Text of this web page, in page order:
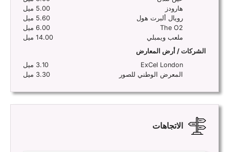
هارودز
5.00 ميل
رويال ألبرت هول
5.60 ميل
The O2
6.00 ميل
ملعب ويمبلي
14.00 ميل
الشركات / أرض المعارض
ExCel London
3.10 ميل
المعرض الوطني للصور
3.30 ميل
الاتجاهات